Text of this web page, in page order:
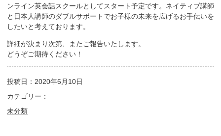
ンライン英会話スクールとしてスタート予定です。ネイティブ講師
と日本人講師のダブルサポートでお子様の未来を広げるお手伝いを
したいと考えております。
詳細が決まり次第、またご報告いたします。
どうぞご期待ください！
投稿日：2020年6月10日
カテゴリー：
未分類